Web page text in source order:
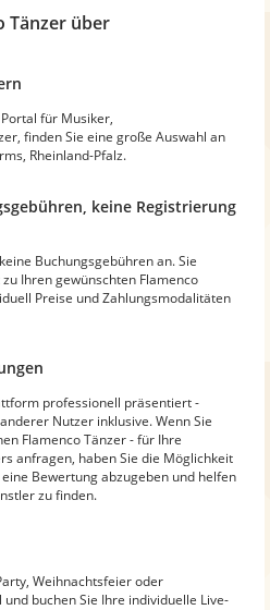
Tänzer über
für Musiker,
finden Sie eine große Auswahl an
Rheinland-Pfalz.
keine Registrierung
Buchungsgebühren an. Sie
Ihren gewünschten Flamenco
Preise und Zahlungsmodalitäten
professionell präsentiert -
Nutzer inklusive. Wenn Sie
Flamenco Tänzer - für Ihre
anfragen, haben Sie die Möglichkeit
Bewertung abzugeben und helfen
zu finden.
Weihnachtsfeier oder
buchen Sie Ihre individuelle Live-